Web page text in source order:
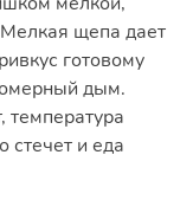
щепа дает
готовому
дым.
температура
стечет и еда